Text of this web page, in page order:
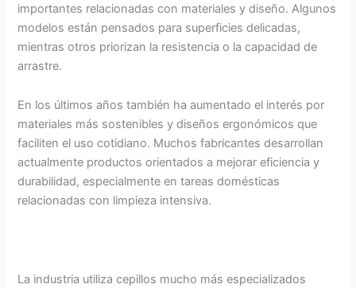
importantes relacionadas con materiales y diseño. Algunos
modelos están pensados para superficies delicadas,
mientras otros priorizan la resistencia o la capacidad de
arrastre.
En los últimos años también ha aumentado el interés por
materiales más sostenibles y diseños ergonómicos que
faciliten el uso cotidiano. Muchos fabricantes desarrollan
actualmente productos orientados a mejorar eficiencia y
durabilidad, especialmente en tareas domésticas
relacionadas con limpieza intensiva.
La industria utiliza cepillos mucho más especializados